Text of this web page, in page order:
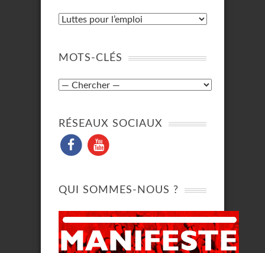
MOTS-CLÉS
RÉSEAUX SOCIAUX
QUI SOMMES-NOUS ?